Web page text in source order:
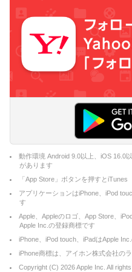
動作環境 Android 9.0以上、iOS 16.0
があります
「App Store」ボタンを押すと
アプリケーションはiPhone、iPod
す
Apple、Appleのロゴ、App Store、
Apple Inc.の登録商標です
iPhone、iPod touch、iPadはApple
iPhone商標は、アイホン株式会社の
Copyright (C) 2026Apple Inc. All